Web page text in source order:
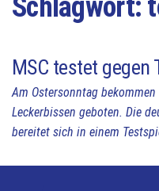
Schlagwort:
MSC testet gegen
Am Ostersonntag
Leckerbissen geboten. Die
bereitet sich in einem